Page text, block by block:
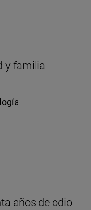
y familia
años de odio